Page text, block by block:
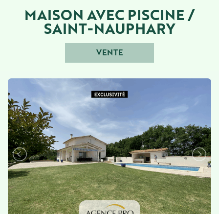
MAISON AVEC PISCINE /
SAINT-NAUPHARY
VENTE